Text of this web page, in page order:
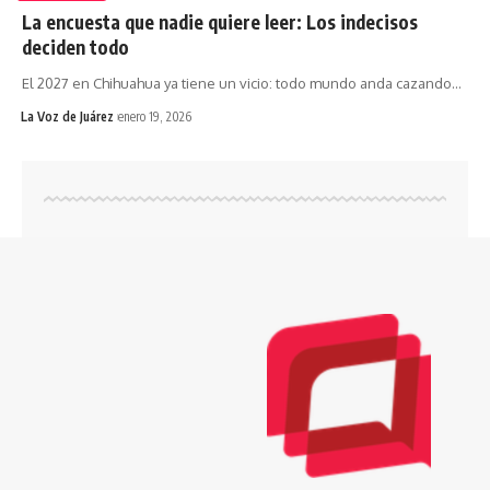
La encuesta que nadie quiere leer: Los indecisos
deciden todo
El 2027 en Chihuahua ya tiene un vicio: todo mundo anda cazando…
La Voz de Juárez enero 19, 2026